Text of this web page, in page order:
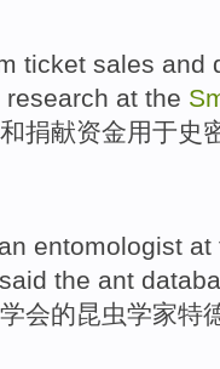
ticket sales and
research at the
和捐献资金用于史
an entomologist at
said the ant
学会的昆虫学家特